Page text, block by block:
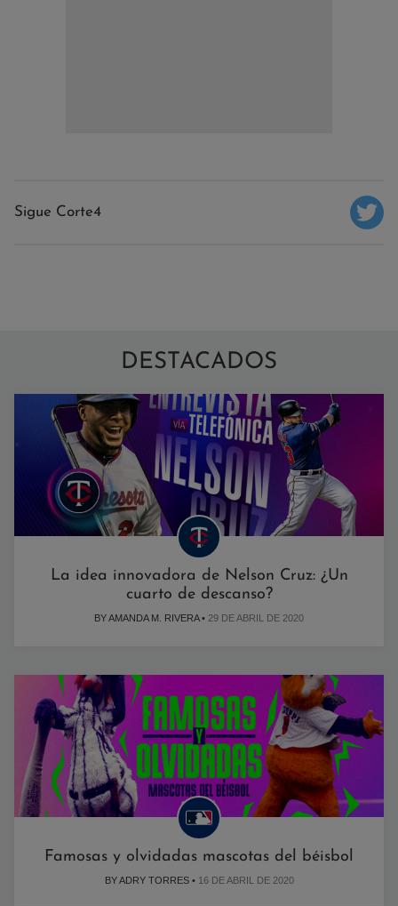
Sigue Corte4
DESTACADOS
La idea innovadora de Nelson Cruz: ¿Un
cuarto de descanso?
BY AMANDA M. RIVERA • 29 DE ABRIL DE 2020
Famosas y olvidadas mascotas del béisbol
BY ADRY TORRES • 16 DE ABRIL DE 2020